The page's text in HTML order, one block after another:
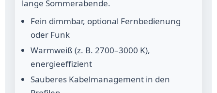
lange Sommerabende.
Fein dimmbar, optional Fernbedienung
oder Funk
Warmweiß (z. B. 2700–3000 K),
energieeffizient
Sauberes Kabelmanagement in den